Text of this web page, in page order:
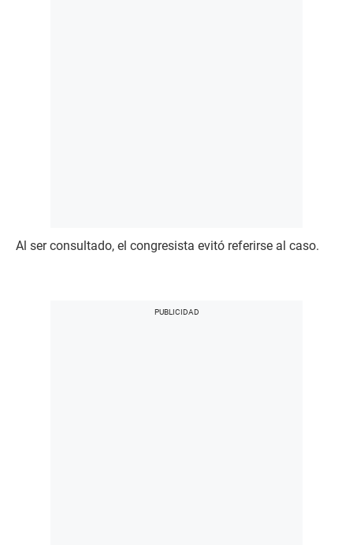
Al ser consultado, el congresista evitó referirse al caso.